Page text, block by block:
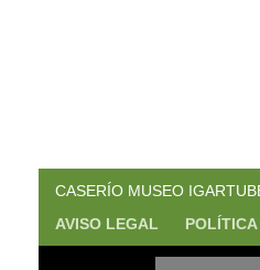
CASERÍO MUSEO
AVISO LEGAL